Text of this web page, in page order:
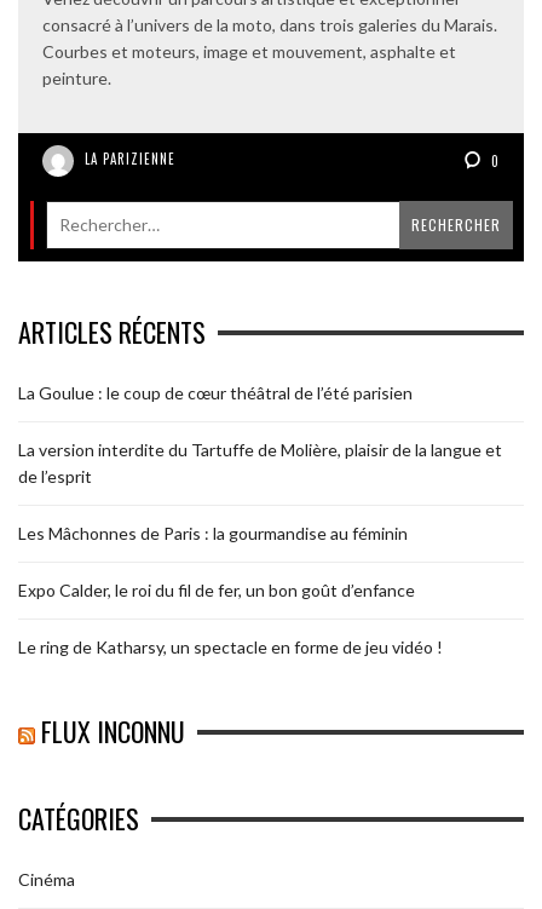
consacré à l’univers de la moto, dans trois galeries du Marais.
Courbes et moteurs, image et mouvement, asphalte et
peinture.
LA PARIZIENNE 0
ARTICLES RÉCENTS
La Goulue : le coup de cœur théâtral de l’été parisien
La version interdite du Tartuffe de Molière, plaisir de la langue et
de l’esprit
Les Mâchonnes de Paris : la gourmandise au féminin
Expo Calder, le roi du fil de fer, un bon goût d’enfance
Le ring de Katharsy, un spectacle en forme de jeu vidéo !
FLUX INCONNU
CATÉGORIES
Cinéma